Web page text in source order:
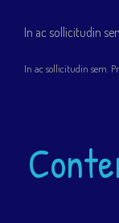
In ac sollicitudin
In ac sollicitudin sem.